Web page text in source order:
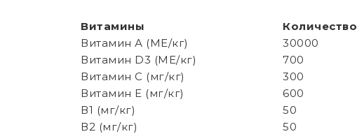
Витамины
Количество
Витамин А (МЕ/кг)
30000
Витамин D3 (МЕ/кг)
700
Витамин С (мг/кг)
300
Витамин Е (мг/кг)
600
В1 (мг/кг)
50
В2 (мг/кг)
50